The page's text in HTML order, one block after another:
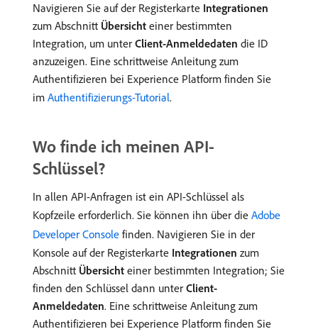
Navigieren Sie auf der Registerkarte Integrationen
zum Abschnitt Übersicht einer bestimmten
Integration, um unter Client-Anmeldedaten die ID
anzuzeigen. Eine schrittweise Anleitung zum
Authentifizieren bei Experience Platform finden Sie
im Authentifizierungs-Tutorial.
Wo finde ich meinen API-
Schlüssel?
In allen API-Anfragen ist ein API-Schlüssel als
Kopfzeile erforderlich. Sie können ihn über die Adobe
Developer Console finden. Navigieren Sie in der
Konsole auf der Registerkarte Integrationen zum
Abschnitt Übersicht einer bestimmten Integration; Sie
finden den Schlüssel dann unter Client-
Anmeldedaten. Eine schrittweise Anleitung zum
Authentifizieren bei Experience Platform finden Sie